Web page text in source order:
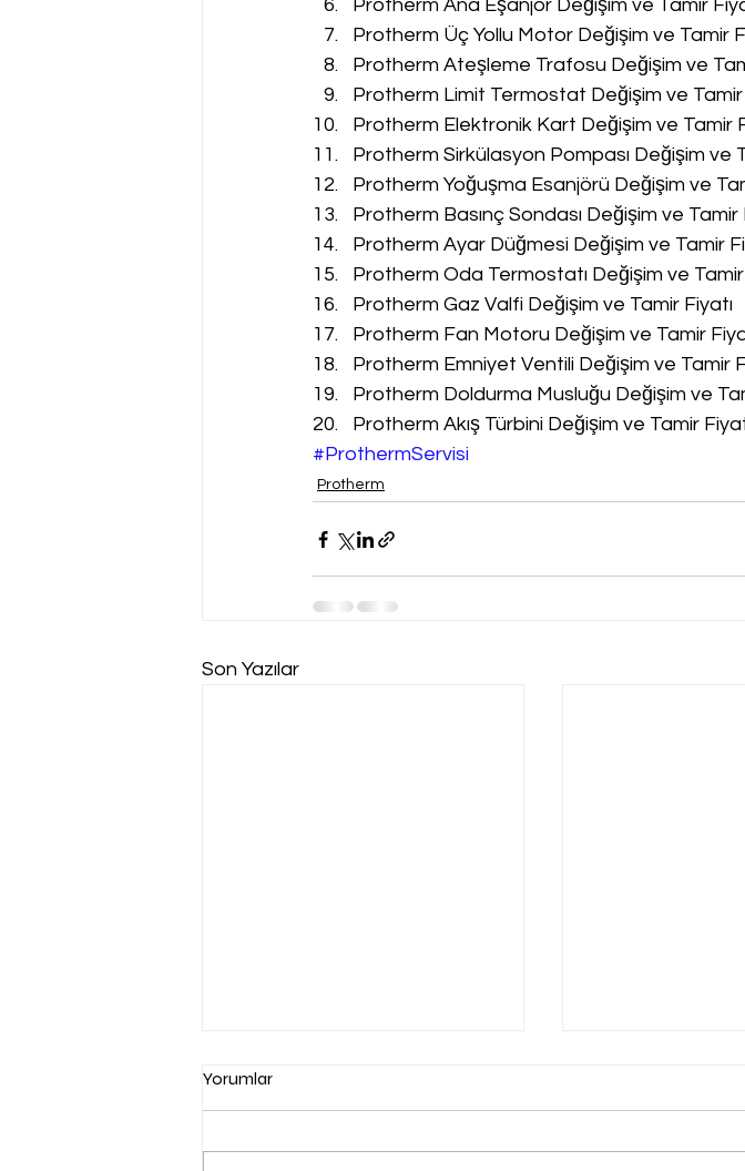
Protherm Ana Eşanjör Değişim ve Tamir
Protherm Üç Yollu Motor Değişim ve Tamir
Protherm Ateşleme Trafosu Değişim ve
Protherm Limit Termostat Değişim ve Tamir
Protherm Elektronik Kart Değişim ve Tamir
Protherm Sirkülasyon Pompası Değişim ve
Protherm Yoğuşma Esanjörü Değişim ve
Protherm Basınç Sondası Değişim ve Tamir
Protherm Ayar Düğmesi Değişim ve Tamir
Protherm Oda Termostatı Değişim ve Tamir
Protherm Gaz Valfi Değişim ve Tamir Fiyatı
Protherm Fan Motoru Değişim ve Tamir
Protherm Emniyet Ventili Değişim ve Tamir
Protherm Doldurma Musluğu Değişim ve
Protherm Akış Türbini Değişim ve Tamir
#ProthermServisi
Protherm
Son Yazılar
Yorumlar